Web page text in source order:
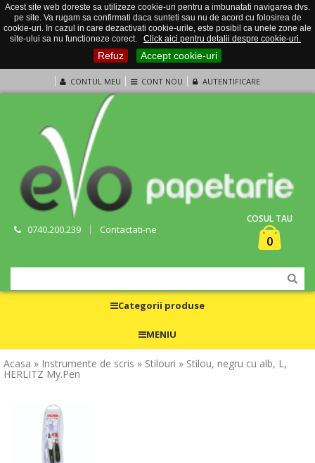
Acest site web doreste sa utilizeze cookie-uri pentru a imbunatati navigarea dvs.
pe site. Va rugam sa confirmati daca sunteti sau nu de acord cu folosirea de
cookie-uri. In cazul in care dezactivati cookie-urile, este posibil ca unele zone ale
site-ului sa nu functioneze corect.
Click aici pentru detalii despre cookie-uri.
Refuz Accept cookie-uri
CONTUL MEU CONT NOU AUTENTIFICARE
0740.200.239 Contactati-ne
COSUL TAU
0
Categorii produse
MENIU
Acasa » Instrumente de scris » Stilouri » Stilou, negru cu alb, L,
HERLITZ My.Pen